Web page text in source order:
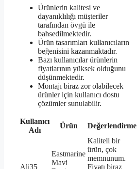
Ürünlerin kalitesi ve
dayanıklılığı müşteriler
tarafından övgü ile
bahsedilmektedir.
Ürün tasarımları kullanıcıların
beğenisini kazanmaktadır.
Bazı kullanıcılar ürünlerin
fiyatlarının yüksek olduğunu
düşünmektedir.
Montajı biraz zor olabilecek
ürünler için kullanıcı dostu
çözümler sunulabilir.
Kullanıcı
Adı
Ürün Değerlendirme
Ali35
Eastmarine
Mavi
Kaliteli bir
ürün, çok
memnunum.
Fiyatı biraz